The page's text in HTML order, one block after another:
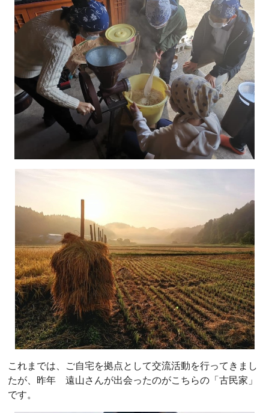
これまでは、ご自宅を拠点として交流活動を行ってきまし
たが、昨年 遠山さんが出会ったのがこちらの「古民家」
です。